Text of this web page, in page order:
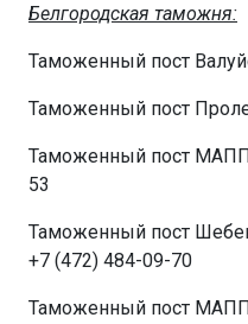
Белгородская таможня:
Таможенный пост
Таможенный пост
Таможенный пост
53
Таможенный пост
+7 (472) 484-09-70
Таможенный пост МАПП